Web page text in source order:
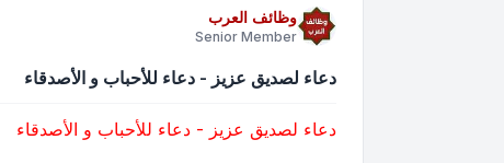
وظائف العرب
Senior Member
دعاء لصديق عزيز - دعاء للأحباب و الأصدقاء
دعاء لصديق عزيز - دعاء للأحباب و الأصدقاء